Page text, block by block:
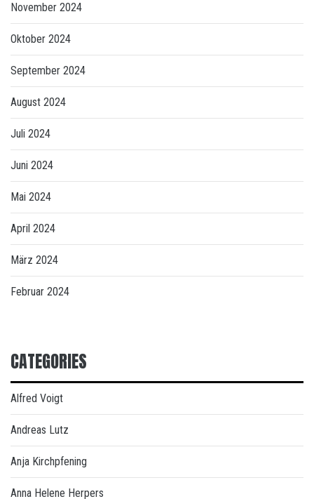
November 2024
Oktober 2024
September 2024
August 2024
Juli 2024
Juni 2024
Mai 2024
April 2024
März 2024
Februar 2024
CATEGORIES
Alfred Voigt
Andreas Lutz
Anja Kirchpfening
Anna Helene Herpers